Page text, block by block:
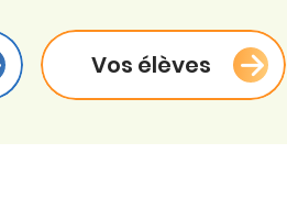
Vos élèves